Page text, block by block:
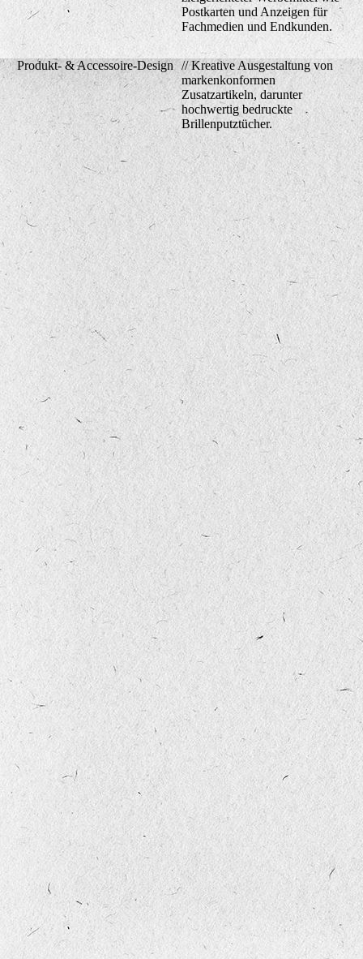
Postkarten und Anzeigen für
Fachmedien und Endkunden.
Produkt- & Accessoire-Design // Kreative Ausgestaltung von
markenkonformen
Zusatzartikeln, darunter
hochwertig bedruckte
Brillenputztücher.